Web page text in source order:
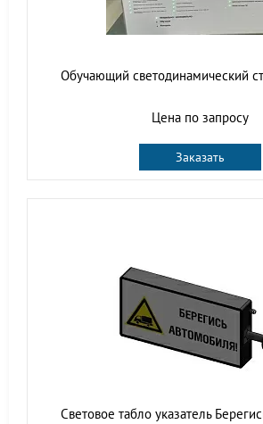
Обучающий светодинамический
Цена по запросу
Заказать
Световое табло указатель